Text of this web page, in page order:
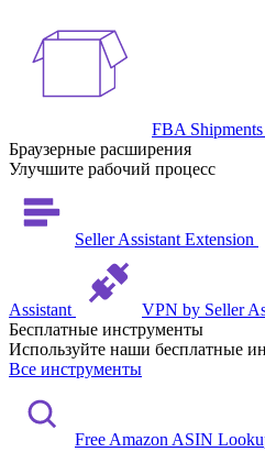
FBA Shipments
Браузерные расширения
Улучшите рабочий процесс
Seller Assistant Extension
Assistant
VPN by Seller
Бесплатные инструменты
Используйте наши бесплатные
Все инструменты
Free Amazon ASIN